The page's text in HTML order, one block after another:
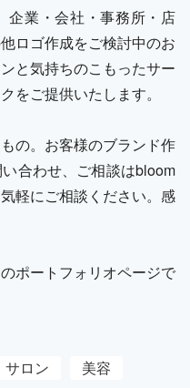
企業・会社・事務所・店
ロゴ作成をご検討中のお
と気持ちのこもったサー
をご提供いたします。
の。お客様のブランド作
合わせ、ご相談はbloom
軽にご相談ください。感
ポートフォリオページで
サロン
美容